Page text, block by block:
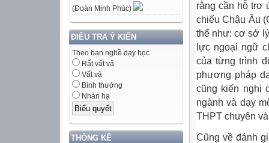
(Đoàn Minh Phúc)
ĐIỀU TRA Ý KIẾN
Theo bạn nghề dạy học
Rất vất vả
Vất vả
Bình thường
Nhàn hạ
THỐNG KÊ
rằng cần hỗ trợ
chiếu Châu Âu
thể như: cơ sở
lực ngoại ngữ
của từng trình
phương pháp
cũng kiến nghị
ngành và dạy
THPT chuyên
Cũng về đánh